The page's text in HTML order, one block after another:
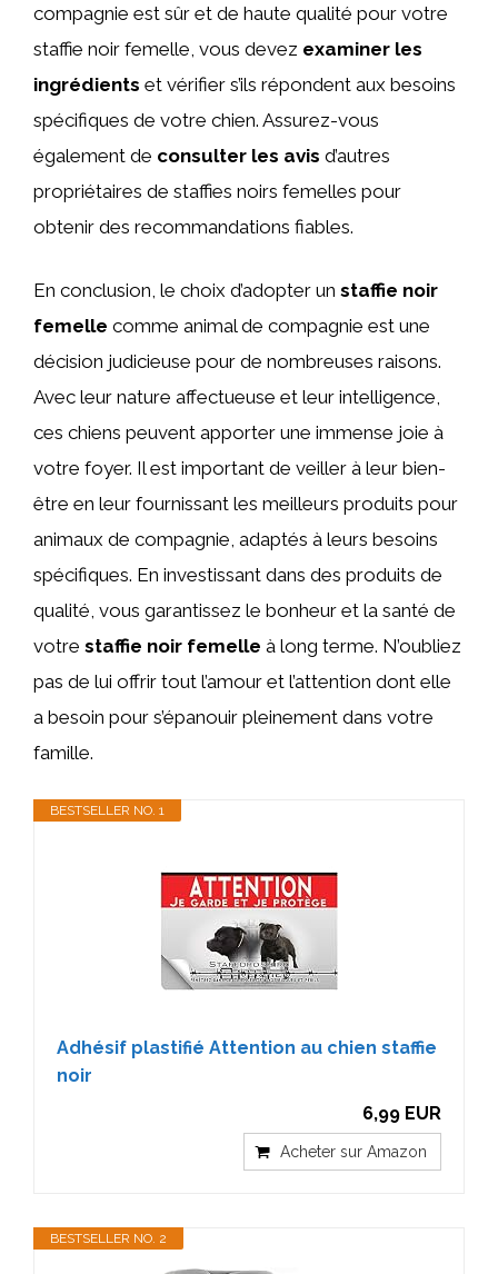
compagnie est sûr et de haute qualité pour votre
staffie noir femelle, vous devez examiner les
ingrédients et vérifier s’ils répondent aux besoins
spécifiques de votre chien. Assurez-vous
également de consulter les avis d’autres
propriétaires de staffies noirs femelles pour
obtenir des recommandations fiables.
En conclusion, le choix d’adopter un staffie noir
femelle comme animal de compagnie est une
décision judicieuse pour de nombreuses raisons.
Avec leur nature affectueuse et leur intelligence,
ces chiens peuvent apporter une immense joie à
votre foyer. Il est important de veiller à leur bien-
être en leur fournissant les meilleurs produits pour
animaux de compagnie, adaptés à leurs besoins
spécifiques. En investissant dans des produits de
qualité, vous garantissez le bonheur et la santé de
votre staffie noir femelle à long terme. N’oubliez
pas de lui offrir tout l’amour et l’attention dont elle
a besoin pour s’épanouir pleinement dans votre
famille.
BESTSELLER NO. 1
Adhésif plastifié Attention au chien staffie
noir
6,99 EUR
Acheter sur Amazon
BESTSELLER NO. 2